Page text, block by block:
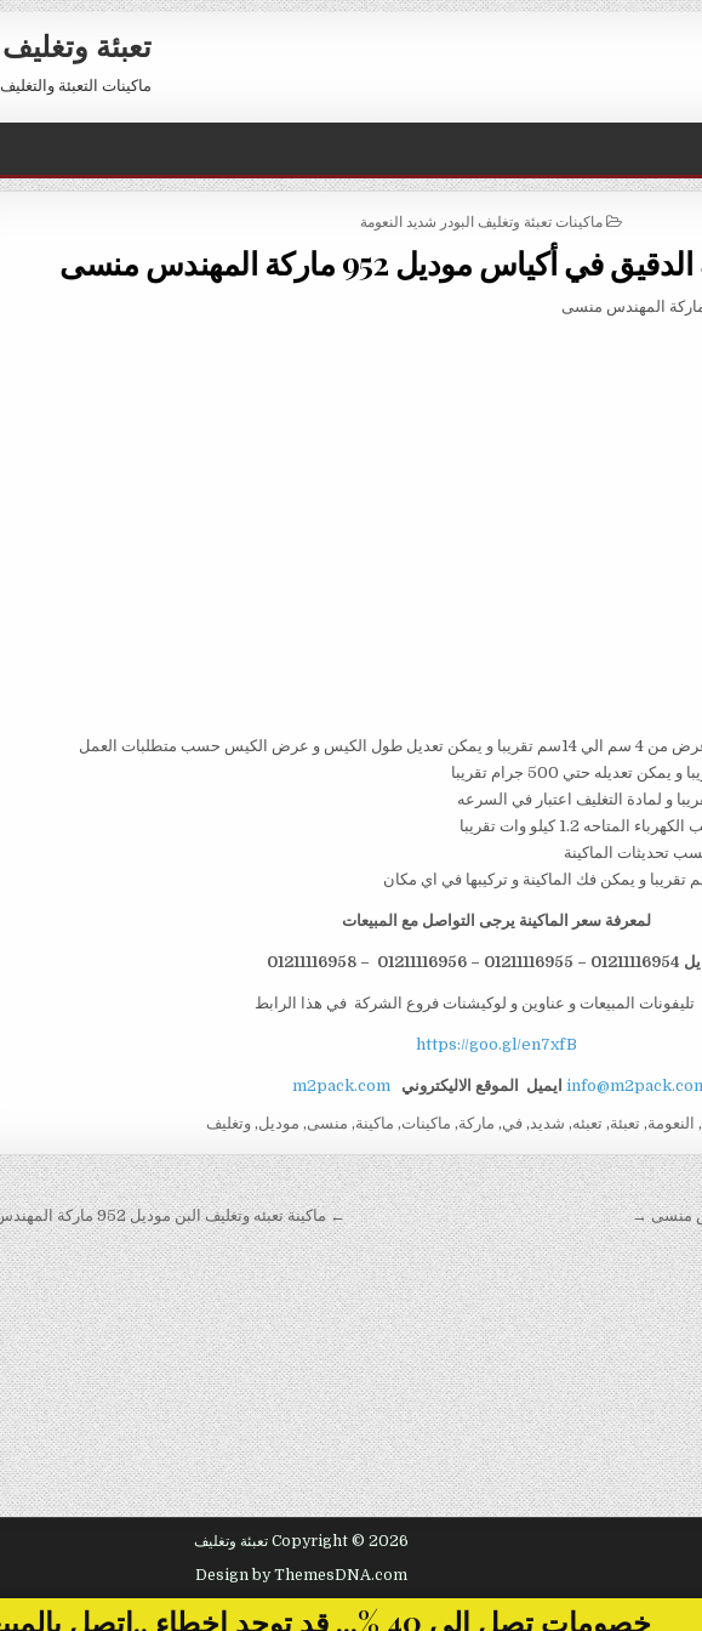
تعبئة وتغليف
ماكينات التعبئة والتغليف 01211116954 – 01211116956 – 01211116958
POSTED
ماكينات تعبئة وتغليف البودر شديد النعومة
أكياس موديل 952 ماركة المهندس منسى
لمعرفة سعر الماكينة يرجى التواصل مع المبيعات
– 01211116958
المبيعات و عناوين و لوكيشنات فروع الشركة في هذا الرابط
https://goo.gl/en7xfB
ايميل الموقع الاليكتروني m2pack.com
, النعومة,تعبئة,تعبئه, شديد,في, ماركة, ماكينات, ماكينة, منسى, موديل,وتغليف
← ماكينة تعبئه وتغليف البن موديل 952 ماركة المهندس منسى
Copyright © 2026 تعبئة وتغليف
Design by ThemesDNA.com
خصومات تصل الى 40 %... قد توجد اخطاء ..اتصل بالمبيعات